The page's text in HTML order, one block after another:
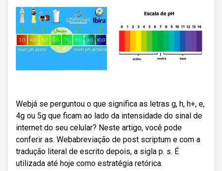
Webjá se perguntou o que significa as letras g, h, h+, e,
4g ou 5g que ficam ao lado da intensidade do sinal de
internet do seu celular? Neste artigo, você pode
conferir as. Webabreviação de post scriptum e com a
tradução literal de escrito depois, a sigla p. s. É
utilizada até hoje como estratégia retórica.